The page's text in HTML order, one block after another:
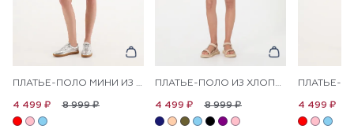
ПЛАТЬЕ-ПОЛО МИНИ ИЗ ХЛОПКА ПРЯМОЕ
8 999 ₽
4 499 ₽
ПЛАТЬЕ-ПОЛО ИЗ ХЛОПКА С КОНТРАСТНЫМ ЛОГОТИПОМ ПРИТАЛЕННОЕ
8 999 ₽
4 499 ₽ 4 499 ₽